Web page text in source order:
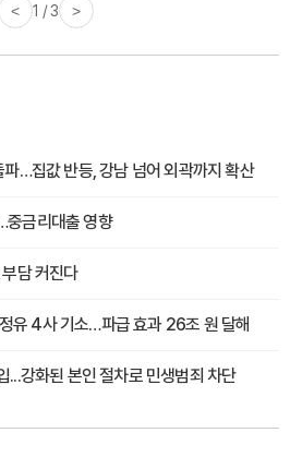
< 1 / 3 >
…집값 반등, 강남 넘어 외곽까지 확산
중금리대출 영향
담 커진다
유 4사 기소…파급 효과 26조 원 달해
...강화된 본인 절차로 민생범죄 차단